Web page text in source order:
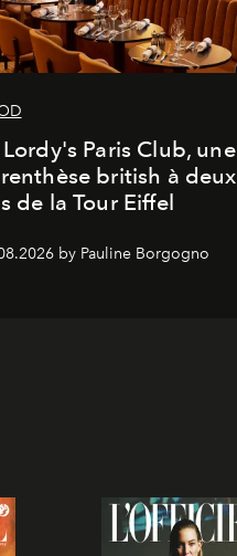
Lordy's Paris Club, une
british à deux
de la Tour Eiffel
by Pauline Borgogno